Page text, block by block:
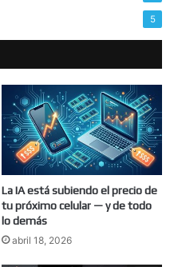
5
La IA está subiendo el precio de
tu próximo celular — y de todo
lo demás
abril 18, 2026